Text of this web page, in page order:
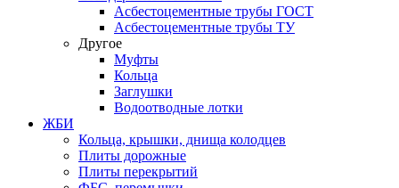
Асбестоцементные трубы ГОСТ
Асбестоцементные трубы ТУ
Другое
Муфты
Кольца
Заглушки
Водоотводные лотки
ЖБИ
Кольца, крышки, днища колодцев
Плиты дорожные
Плиты перекрытий